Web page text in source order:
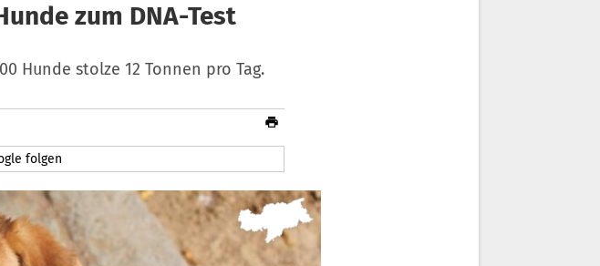
zum DNA-Test
Hunde stolze 12 Tonnen pro Tag.
folgen